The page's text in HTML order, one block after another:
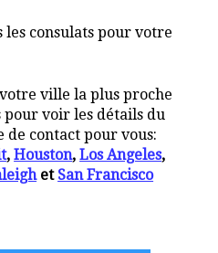
les consulats pour votre
ville la plus proche
pour voir les détails du
de contact pour vous:
,Houston,Los Angeles,
et San Francisco